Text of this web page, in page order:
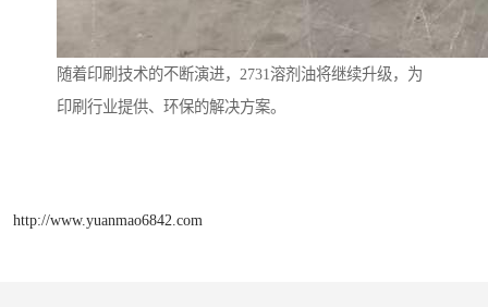
随着印刷技术的不断演进，2731溶剂油将继续升级，为
印刷行业提供、环保的解决方案。
http://www.yuanmao6842.com